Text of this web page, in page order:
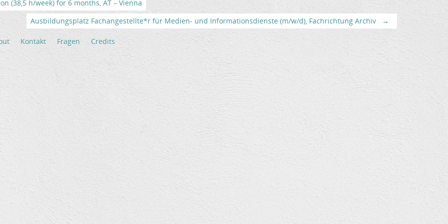
h/week) for 6 months, AT – Vienna
Ausbildungsplatz Fachangestellte*r für Medien- und Informationsdienste (m/w/d), Fachrichtung Archiv
→
Kontakt Fragen Credits